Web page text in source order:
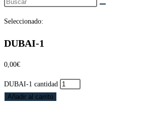
Seleccionado:
DUBAI-1
0,00€
DUBAI-1 cantidad
Añadir al carrito